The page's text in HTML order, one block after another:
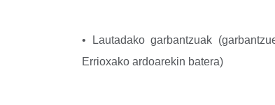
• Lautadako garbantzuak
Errioxako ardoarekin batera)